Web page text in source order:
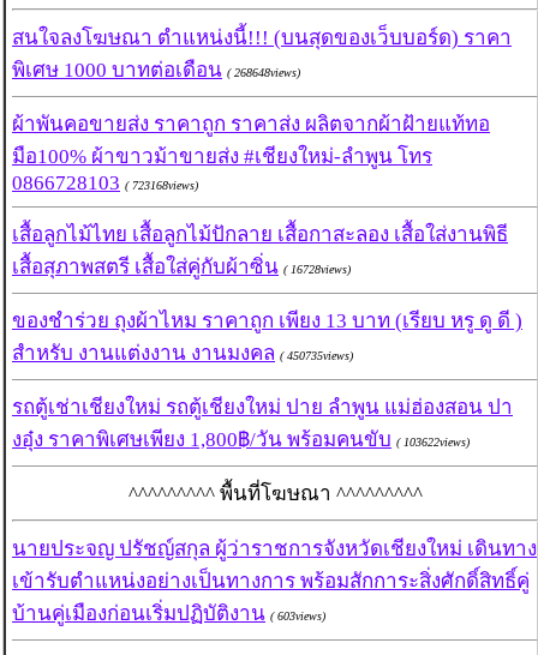
สนใจลงโฆษณา ตำแหน่งนี้!!! (บนสุดของเว็บบอร์ด) ราคา
พิเศษ 1000 บาทต่อเดือน ( 268648views)
ผ้าพันคอขายส่ง ราคาถูก ราคาส่ง ผลิตจากผ้าฝ้ายแท้ทอ
มือ100% ผ้าขาวม้าขายส่ง #เชียงใหม่-ลำพูน โทร
0866728103 ( 723168views)
เสื้อลูกไม้ไทย เสื้อลูกไม้ปักลาย เสื้อกาสะลอง เสื้อใส่งานพิธี
เสื้อสุภาพสตรี เสื้อใส่คู่กับผ้าซิ่น ( 16728views)
ของชำร่วย ถุงผ้าไหม ราคาถูก เพียง 13 บาท (เรียบ หรู ดู ดี )
สำหรับ งานแต่งงาน งานมงคล ( 450735views)
รถตู้เช่าเชียงใหม่ รถตู้เชียงใหม่ ปาย ลำพูน แม่ฮ่องสอน ปา
งอุ๋ง ราคาพิเศษเพียง 1,800฿/วัน พร้อมคนขับ ( 103622views)
^^^^^^^^^ พื้นที่โฆษณา ^^^^^^^^^
นายประจญ ปรัชญ์สกุล ผู้ว่าราชการจังหวัดเชียงใหม่ เดินทาง
เข้ารับตำแหน่งอย่างเป็นทางการ พร้อมสักการะสิ่งศักดิ์สิทธิ์คู่
บ้านคู่เมืองก่อนเริ่มปฏิบัติงาน ( 603views)